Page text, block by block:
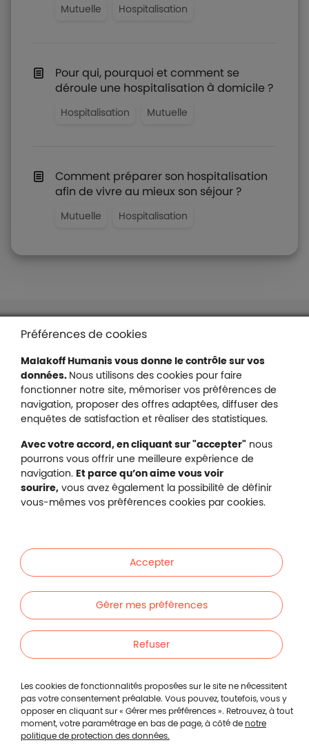
Mutuelle Hospitalisation
Pour qui, pourquoi et comment se
déroule une hospitalisation à domicile ?
Hospitalisation Mutuelle
Comment préparer son hospitalisation
afin de vivre au mieux son séjour ?
Mutuelle Hospitalisation
Liens en bas de page
Accessibilité : partiellement conforme
Protection des données
Nous contacter
Plan du site
Gestion des cookies
Malakoff Humanis sur Facebook
Malakoff Humanis sur YouTube
Malakoff Humanis sur X
Malakoff Humanis
Malakoff Humanis à vos côtés.
Particuliers
Entreprises
Footer autres liens
Autres
Préférences de cookies
Malakoff Humanis vous donne le contrôle sur vos
données. Nous utilisons des cookies pour faire
fonctionner notre site, mémoriser vos préférences de
navigation, proposer des offres adaptées, diffuser des
enquêtes de satisfaction et réaliser des statistiques.
Avec votre accord, en cliquant sur "accepter" nous
pourrons vous offrir une meilleure expérience de
navigation. Et parce qu’on aime vous voir
sourire, vous avez également la possibilité de définir
vous-mêmes vos préférences cookies par cookies.
Les cookies de fonctionnalités proposées sur le site ne nécessitent
pas votre consentement préalable. Vous pouvez, toutefois, vous y
opposer en cliquant sur « Gérer mes préférences ». Retrouvez, à tout
moment, votre paramétrage en bas de page, à côté de notre
politique de protection des données.
Refuser
Gérer mes préférences
Accepter